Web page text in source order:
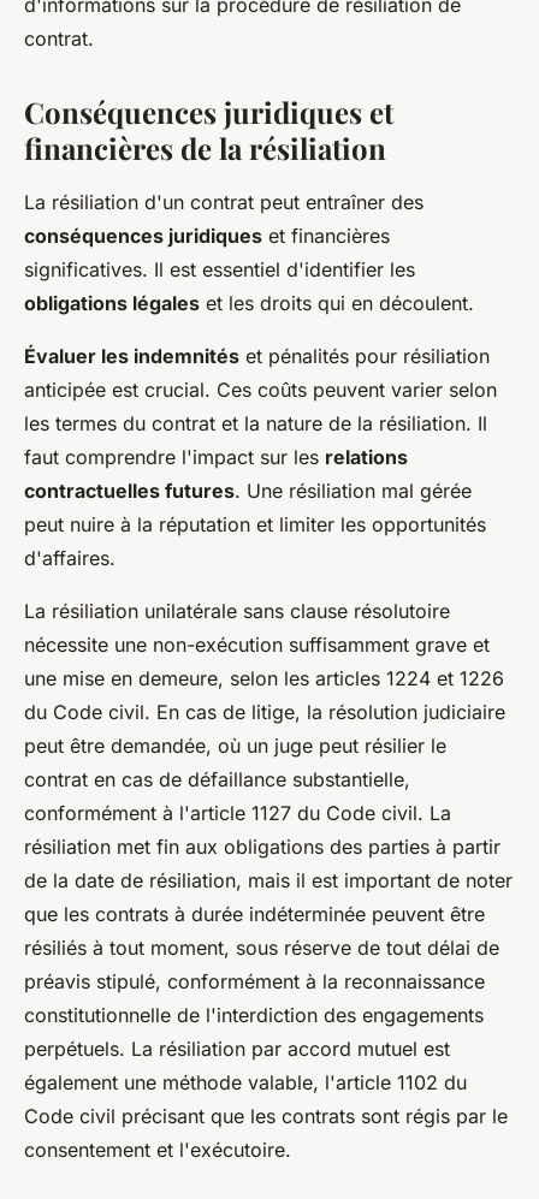
contrat.
Conséquences juridiques et
financières de la résiliation
La résiliation d'un contrat peut entraîner des
conséquences juridiques et financières
significatives. Il est essentiel d'identifier les
obligations légales et les droits qui en découlent.
Évaluer les indemnités et pénalités pour résiliation
anticipée est crucial. Ces coûts peuvent varier selon
les termes du contrat et la nature de la résiliation. Il
faut comprendre l'impact sur les relations
contractuelles futures. Une résiliation mal gérée
peut nuire à la réputation et limiter les opportunités
d'affaires.
La résiliation unilatérale sans clause résolutoire
nécessite une non-exécution suffisamment grave et
une mise en demeure, selon les articles 1224 et 1226
du Code civil. En cas de litige, la résolution judiciaire
peut être demandée, où un juge peut résilier le
contrat en cas de défaillance substantielle,
conformément à l'article 1127 du Code civil. La
résiliation met fin aux obligations des parties à partir
de la date de résiliation, mais il est important de noter
que les contrats à durée indéterminée peuvent être
résiliés à tout moment, sous réserve de tout délai de
préavis stipulé, conformément à la reconnaissance
constitutionnelle de l'interdiction des engagements
perpétuels. La résiliation par accord mutuel est
également une méthode valable, l'article 1102 du
Code civil précisant que les contrats sont régis par le
consentement et l'exécutoire.